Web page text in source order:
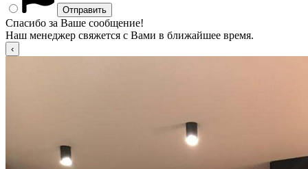
Спасибо за Ваше сообщение!
Наш менеджер свяжется с Вами в ближайшее время.